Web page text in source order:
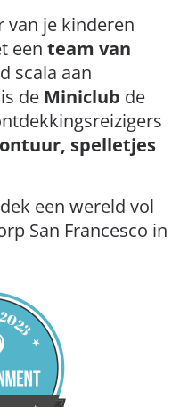
van je kinderen
een team van
scala aan
is de Miniclub de
spelletjes
een wereld vol
San Francesco in